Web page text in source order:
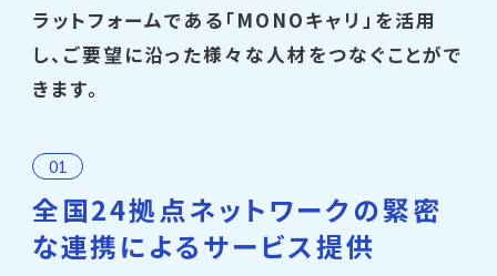
ラットフォームである「MONOキャリ」を活用
し、 ご要望に沿った様々な人材をつなぐことがで
きます。
全国24拠点ネットワークの緊密
な連携によるサービス提供